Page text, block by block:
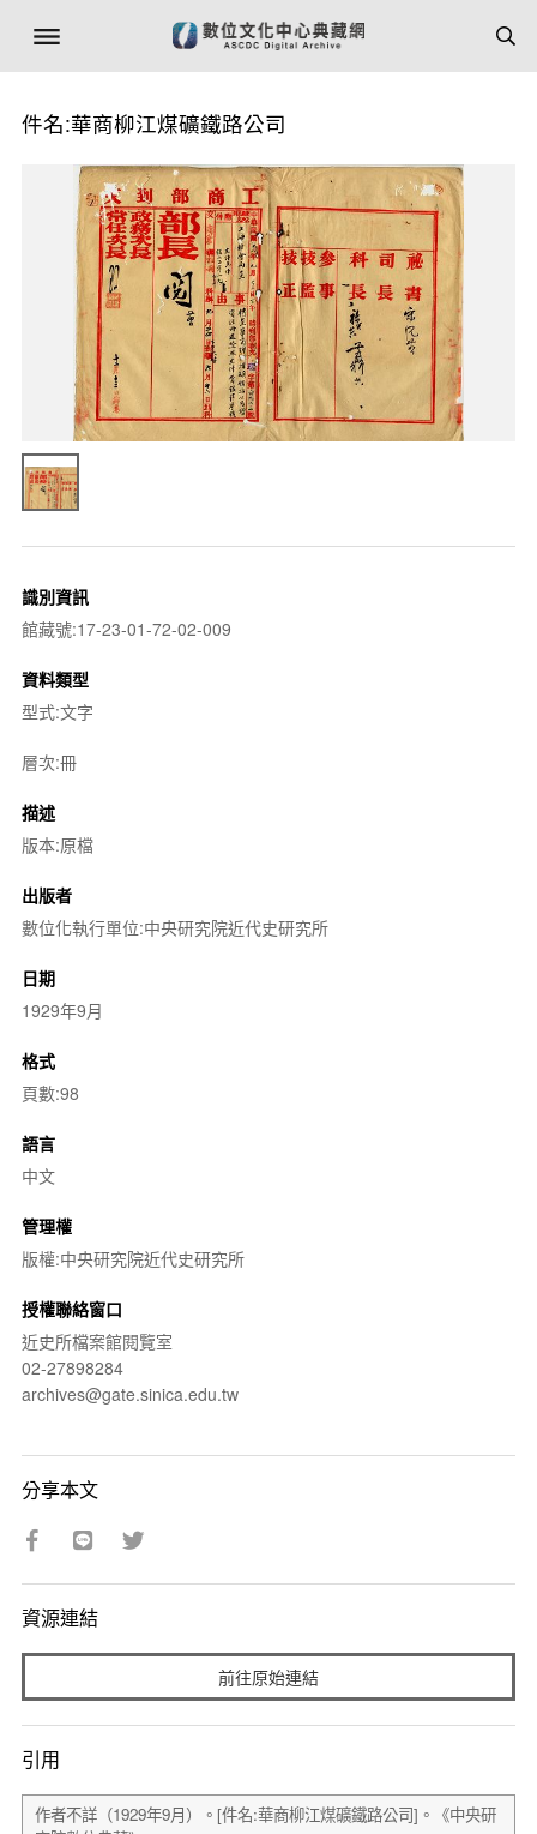
件名:華商柳江煤礦鐵路公司
識別資訊
館藏號:17-23-01-72-02-009
資料類型
型式:文字
層次:冊
描述
版本:原檔
出版者
數位化執行單位:中央研究院近代史研究所
日期
1929年9月
格式
頁數:98
語言
中文
管理權
版權:中央研究院近代史研究所
授權聯絡窗口
近史所檔案館閱覽室
02-27898284
archives@gate.sinica.edu.tw
分享本文
資源連結
前往原始連結
引用